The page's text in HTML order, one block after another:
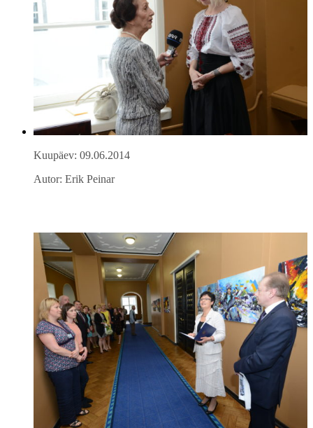
Kuupäev: 09.06.2014
Autor: Erik Peinar